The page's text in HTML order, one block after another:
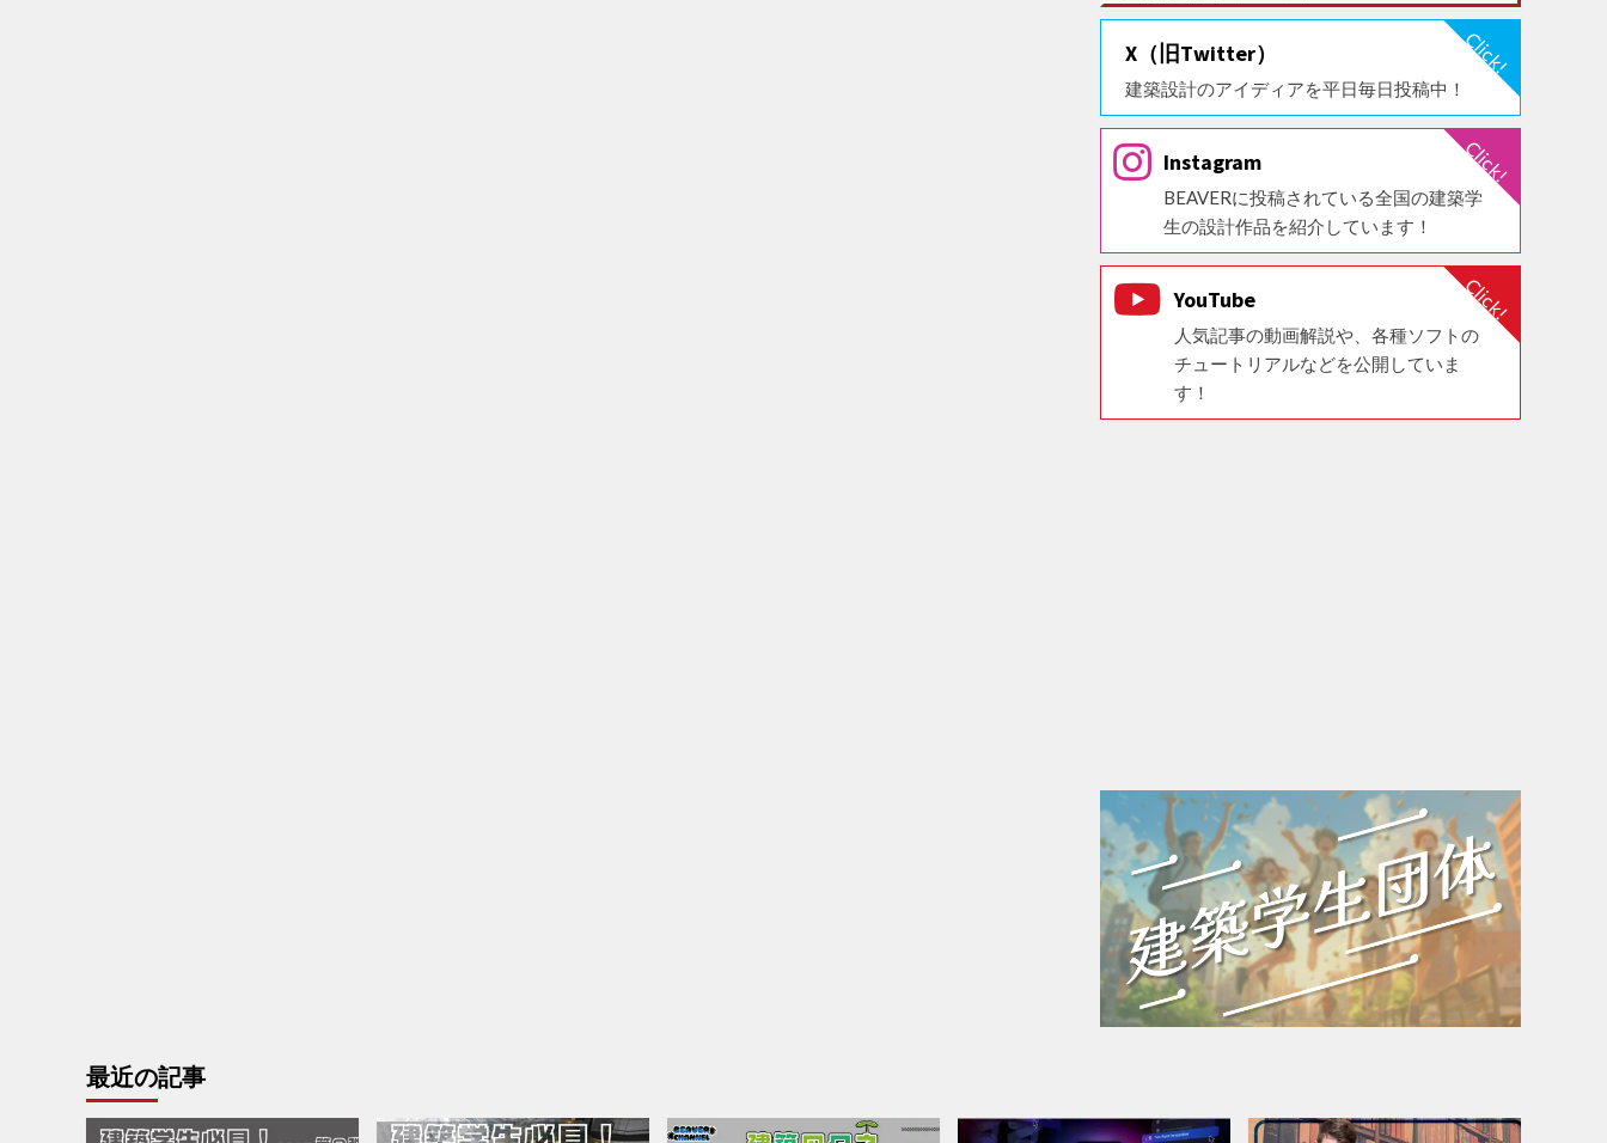
X（旧Twitter）
建築設計のアイディアを平日毎日投稿中！
Instagram
BEAVERに投稿されている全国の建築学
生の設計作品を紹介しています！
YouTube
人気記事の動画解説や、各種ソフトの
チュートリアルなどを公開していま
す！
最近の記事